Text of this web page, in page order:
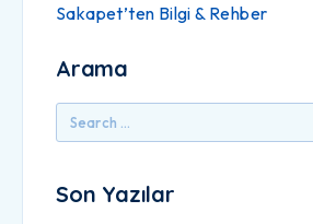
Sakapet’ten Bilgi & Rehber
Arama
Son Yazılar